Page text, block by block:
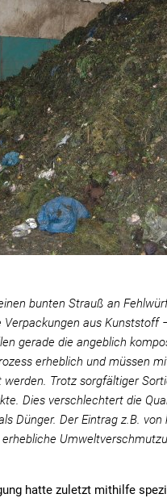
bunten Strauß an
Verpackungen aus
gerade die angeblich
erheblich und müssen
Trotz sorgfältiger
Dies verschlechtert die
Dünger. Der Eintrag z.B.
hatte zuletzt mithilfe